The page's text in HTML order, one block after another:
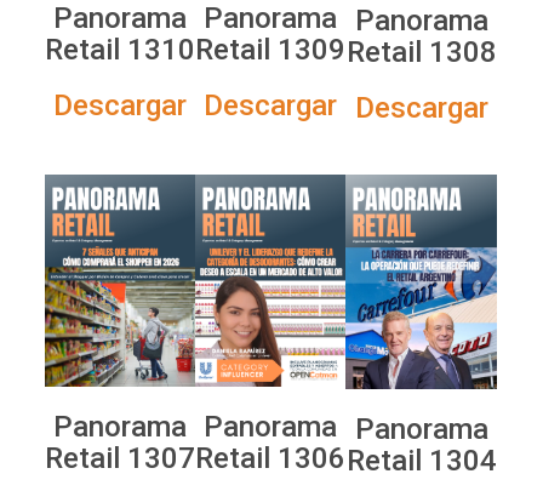
Panorama
Retail 1310
Descargar
Panorama
Retail 1309
Descargar
Panorama
Retail 1308
Descargar
Panorama
Retail 1307
Panorama
Retail 1306
Panorama
Retail 1304